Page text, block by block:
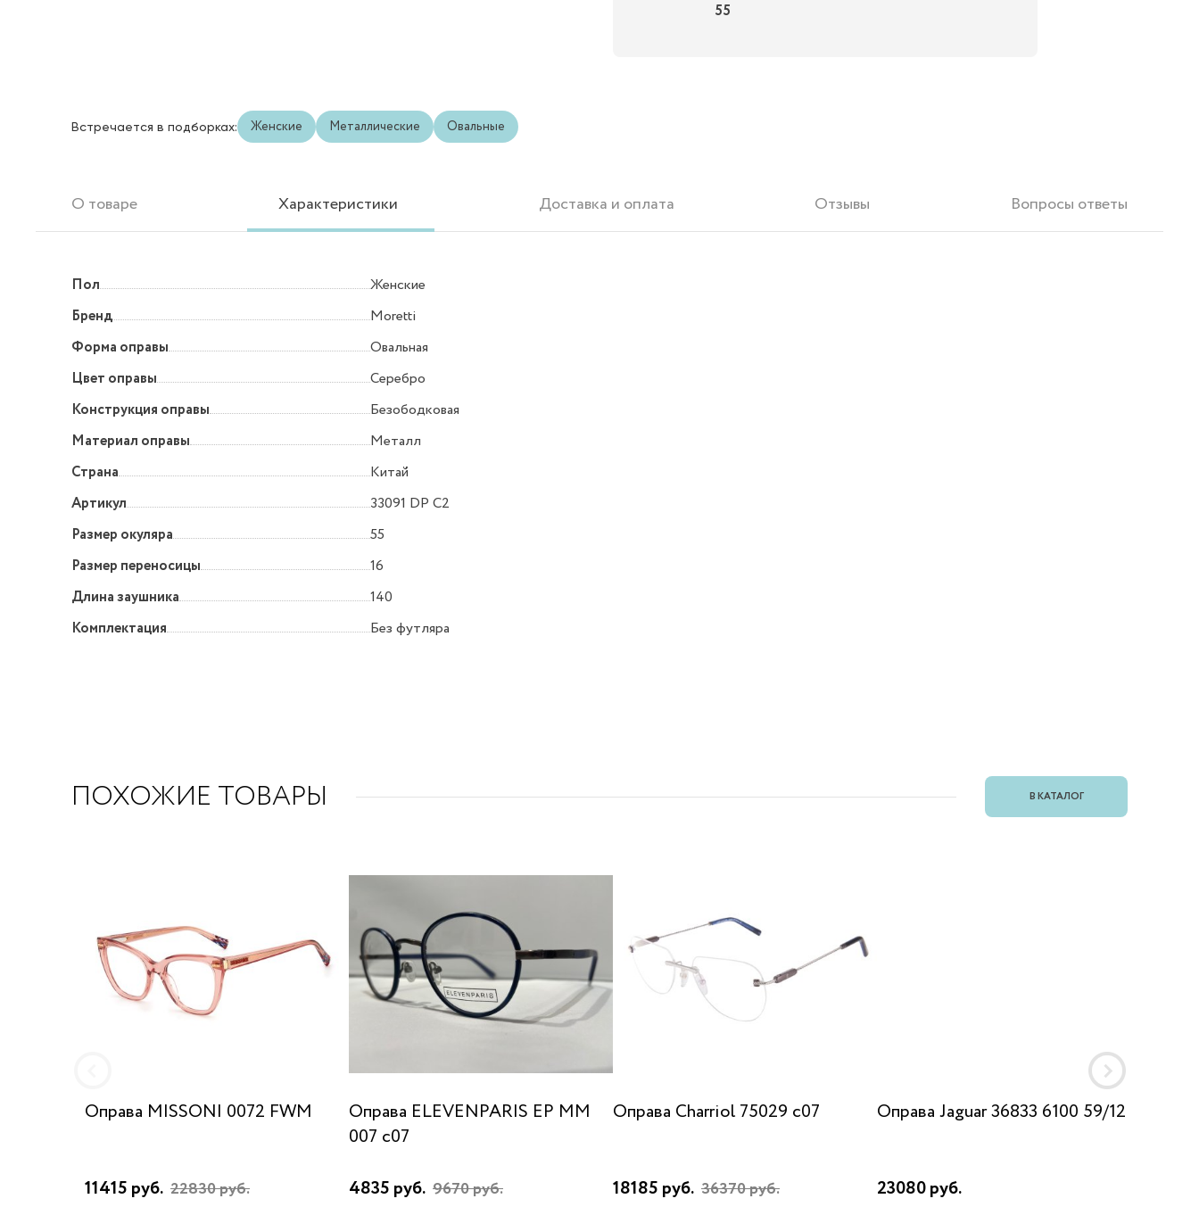
55
Встречается в подборках: Женские Металлические Овальные
О товаре Характеристики Доставка и оплата Отзывы Вопросы ответы
Пол
Женские
Бренд
Moretti
Форма оправы
Овальная
Цвет оправы
Серебро
Конструкция оправы
Безободковая
Материал оправы
Металл
Страна
Китай
Артикул
33091 DP C2
Размер окуляра
55
Размер переносицы
16
Длина заушника
140
Комплектация
Без футляра
ПОХОЖИЕ ТОВАРЫ В КАТАЛОГ
Оправа MISSONI 0072 FWM
11415 руб. 22830 руб.
Оправа ELEVENPARIS EP MM
007 c07
4835 руб. 9670 руб.
Оправа Charriol 75029 c07
18185 руб. 36370 руб.
Оправа Jaguar 36833 6100 59/12
23080 руб.